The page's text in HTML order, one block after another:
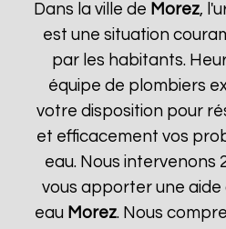
Dans la ville de Morez,
est une situation
par les habitants.
équipe de plombiers
votre disposition pour
et efficacement vos
eau. Nous intervenons
vous apporter une
eau Morez. Nous